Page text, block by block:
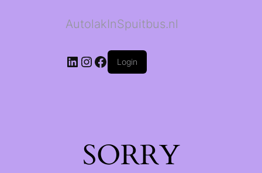
AutolakInSpuitbus.nl
LinkedIn
Instagram
Facebook
Login
SORRY